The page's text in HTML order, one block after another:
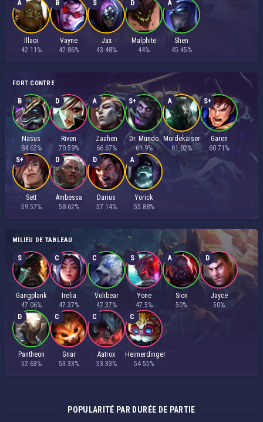
A
Illaoi
42.11%
B
Vayne
42.86%
S
Jax
43.48%
D
Malphite
44%
A
Shen
45.45%
FORT CONTRE
B
Nasus
84.62%
D
Riven
70.59%
A
Zaahen
66.67%
S+
Dr. Mundo
61.9%
A
Mordekaiser
61.02%
S+
Garen
60.71%
S+
Sett
59.57%
D
Ambessa
58.62%
D
Darius
57.14%
A
Yorick
55.88%
MILIEU DE TABLEAU
S
Gangplank
47.06%
C
Irelia
47.37%
C
Volibear
47.37%
S
Yone
47.5%
A
Sion
50%
D
Jayce
50%
D
Pantheon
52.63%
C
Gnar
53.33%
C
Aatrox
53.33%
C
Heimerdinger
54.55%
POPULARITÉ PAR DURÉE DE PARTIE